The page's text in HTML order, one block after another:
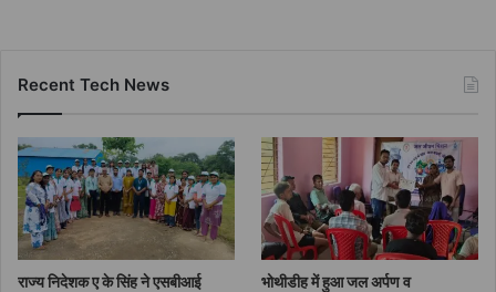
Recent Tech News
राज्य निदेशक ए के सिंह ने एसबीआई
भोथीडीह में हुआ जल अर्पण व